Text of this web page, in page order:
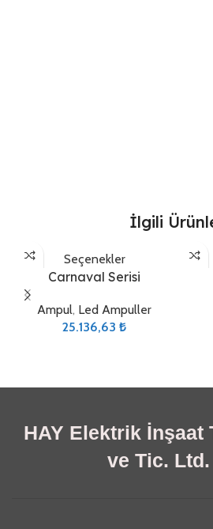
İlgili
Seçenekler
Carnaval Serisi
Ampul, Led Ampuller
25.136,63 ₺
HAY Elektrik İnşaat
ve Tic.